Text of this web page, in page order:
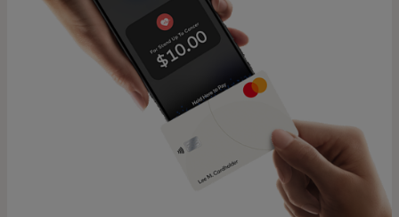
Noticias y tendencias